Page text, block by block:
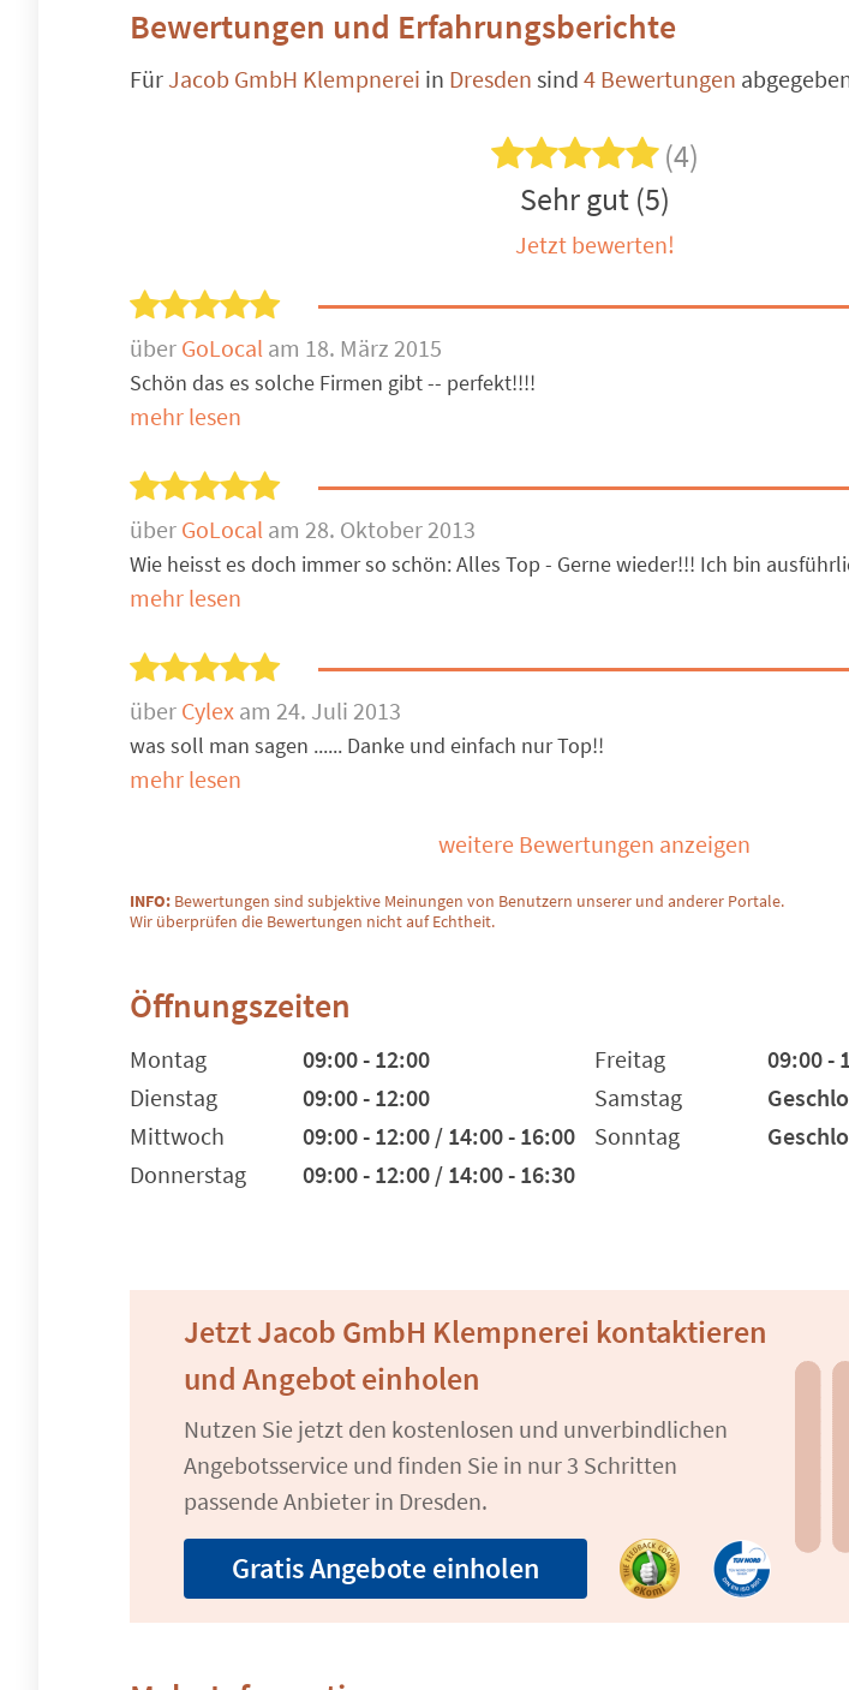
Bewertungen und Erfahrungsberichte
FürJacob GmbH Klempnerei in Dresden sind 4 Bewertungen
(4)
Sehr gut (5)
Jetzt bewerten!
über GoLocal am 18. März 2015
Schön das es solche Firmen gibt -- perfekt!!!!
mehr lesen
über GoLocal am 28. Oktober 2013
Wie heisst es doch immer so schön: Alles Top - Gerne wieder!!! Ich bin
mehr lesen
über Cylex am 24. Juli 2013
was soll man sagen ...... Danke und einfach nur Top!!
mehr lesen
weitere Bewertungen anzeigen
INFO: Bewertungen sind subjektive Meinungen von Benutzern unserer und anderer Portale.
Wir überprüfen die Bewertungen nicht auf Echtheit.
Öffnungszeiten
Montag
09:00 - 12:00
Dienstag
09:00 - 12:00
Mittwoch
09:00 - 12:00 / 14:00 - 16:00
Donnerstag
09:00 - 12:00 / 14:00 - 16:30
Freitag
09:00 -
Samstag
Sonntag
Jetzt Jacob GmbH Klempnerei kontaktieren
und Angebot einholen
Nutzen Sie jetzt den kostenlosen und unverbindlichen
Angebotsservice und finden Sie in nur 3 Schritten
passende Anbieter in Dresden.
Gratis Angebote einholen